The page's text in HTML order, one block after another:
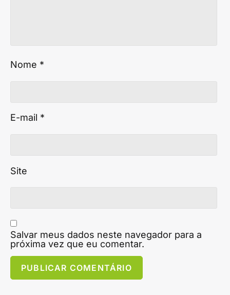
Nome *
E-mail *
Site
Salvar meus dados neste navegador para a
próxima vez que eu comentar.